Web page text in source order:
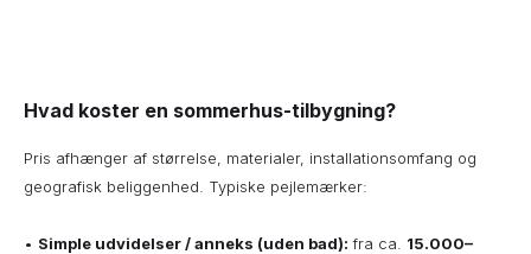
Hvad koster en sommerhus-tilbygning?
Pris afhænger af størrelse, materialer, installationsomfang og
geografisk beliggenhed. Typiske pejlemærker:
• Simple udvidelser / anneks (uden bad): fra ca. 15.000–